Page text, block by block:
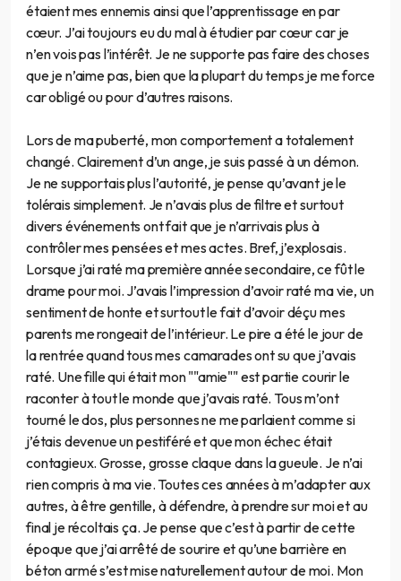
étaient mes ennemis ainsi que l’apprentissage en par
cœur. J’ai toujours eu du mal à étudier par cœur car je
n’en vois pas l’intérêt. Je ne supporte pas faire des choses
que je n’aime pas, bien que la plupart du temps je me force
car obligé ou pour d’autres raisons.
Lors de ma puberté, mon comportement a totalement
changé. Clairement d’un ange, je suis passé à un démon.
Je ne supportais plus l’autorité, je pense qu’avant je le
tolérais simplement. Je n’avais plus de filtre et surtout
divers événements ont fait que je n’arrivais plus à
contrôler mes pensées et mes actes. Bref, j’explosais.
Lorsque j’ai raté ma première année secondaire, ce fût le
drame pour moi. J’avais l’impression d’avoir raté ma vie, un
sentiment de honte et surtout le fait d’avoir déçu mes
parents me rongeait de l’intérieur. Le pire a été le jour de
la rentrée quand tous mes camarades ont su que j’avais
raté. Une fille qui était mon ""amie"" est partie courir le
raconter à tout le monde que j’avais raté. Tous m’ont
tourné le dos, plus personnes ne me parlaient comme si
j’étais devenue un pestiféré et que mon échec était
contagieux. Grosse, grosse claque dans la gueule. Je n’ai
rien compris à ma vie. Toutes ces années à m’adapter aux
autres, à être gentille, à défendre, à prendre sur moi et au
final je récoltais ça. Je pense que c’est à partir de cette
époque que j’ai arrêté de sourire et qu’une barrière en
béton armé s’est mise naturellement autour de moi. Mon